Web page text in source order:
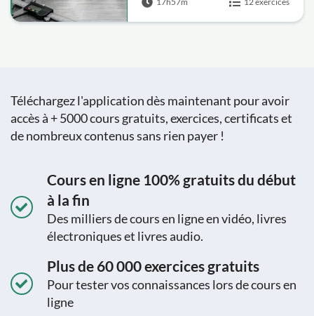
Flexion, Mohr and
Défaillance
Téléchargez l'application dès maintenant pour avoir
accès à + 5000 cours gratuits, exercices, certificats et
de nombreux contenus sans rien payer !
Cours en ligne 100% gratuits du début
à la fin
Des milliers de cours en ligne en vidéo, livres
électroniques et livres audio.
Plus de 60 000 exercices gratuits
Pour tester vos connaissances lors de cours en
ligne